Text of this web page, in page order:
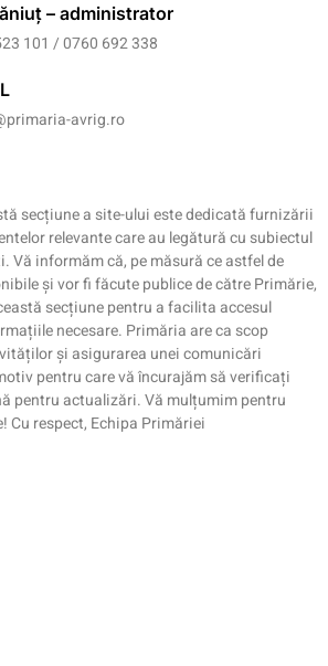
– administrator
101 / 0760 692 338
avrig.ro
secțiune a site-ului este dedicată furnizării
relevante care au legătură cu subiectul
Vă informăm că, pe măsură ce astfel de
și vor fi făcute publice de către Primărie,
secțiune pentru a facilita accesul
necesare. Primăria are ca scop
și asigurarea unei comunicări
pentru care vă încurajăm să verificați
pentru actualizări. Vă mulțumim pentru
Cu respect, Echipa Primăriei